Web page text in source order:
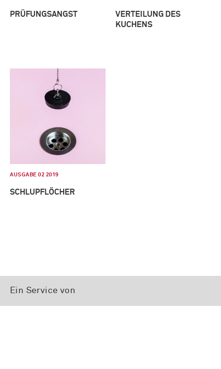
PRÜFUNGSANGST
VERTEILUNG DES
KUCHENS
AUSGABE 02 2019
SCHLUPFLÖCHER
Ein Service von